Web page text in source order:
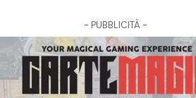
- PUBBLICITÀ -